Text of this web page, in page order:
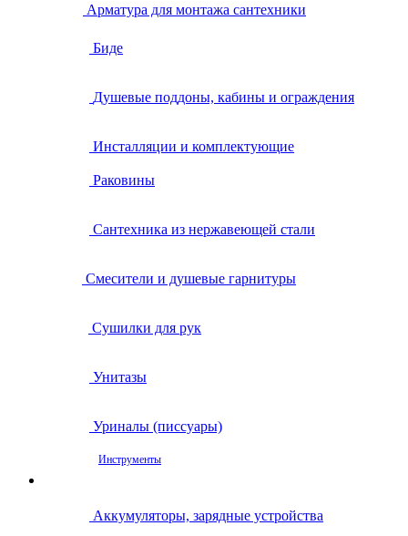
Арматура для монтажа сантехники
Биде
Душевые поддоны, кабины и ограждения
Инсталляции и комплектующие
Раковины
Сантехника из нержавеющей стали
Смесители и душевые гарнитуры
Сушилки для рук
Унитазы
Уриналы (писсуары)
Инструменты
Аккумуляторы, зарядные устройства